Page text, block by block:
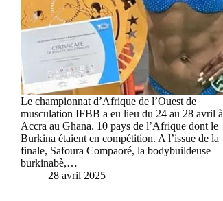
Le championnat d’Afrique de l’Ouest de
musculation IFBB a eu lieu du 24 au 28 avril à
Accra au Ghana. 10 pays de l’Afrique dont le
Burkina étaient en compétition. A l’issue de la
finale, Safoura Compaoré, la bodybuildeuse
burkinabè,…
28 avril 2025